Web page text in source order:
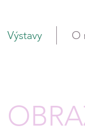
Výstavy O